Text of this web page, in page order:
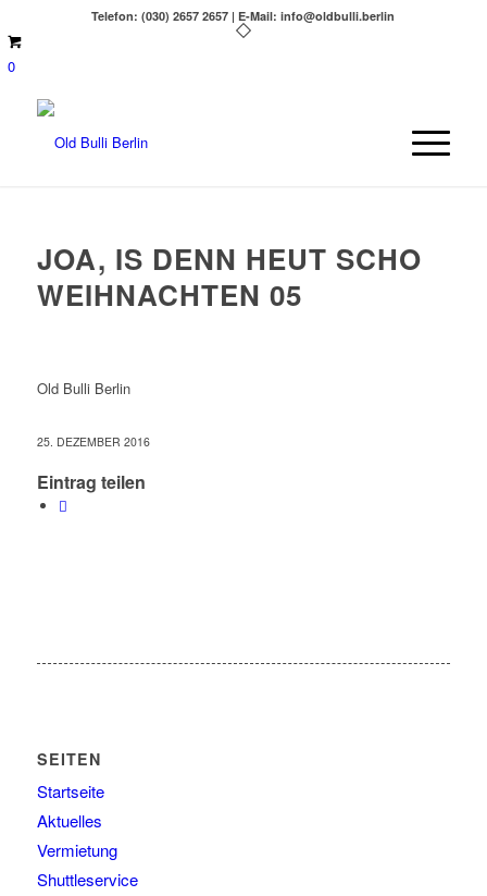
Telefon: (030) 2657 2657 | E-Mail: info@oldbulli.berlin
0
JOA, IS DENN HEUT SCHO
WEIHNACHTEN 05
Old Bulli Berlin
25. DEZEMBER 2016
Eintrag teilen
SEITEN
Startseite
Aktuelles
Vermietung
Shuttleservice